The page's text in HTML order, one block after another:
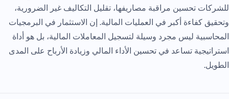
للشركات تحسين مراقبة مصاريفها، تقليل التكاليف غير الضرورية،
وتحقيق كفاءة أكبر في العمليات المالية. إن الاستثمار في البرمجيات
المحاسبية ليس مجرد وسيلة لتسجيل المعاملات المالية، بل هو أداة
استراتيجية تساعد في تحسين الأداء المالي وزيادة الأرباح على المدى
الطويل.